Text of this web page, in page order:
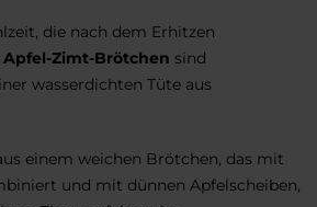
die nach dem Erhitzen
Apfel-Zimt-Brötchen sind
wasserdichten Tüte aus
einem weichen Brötchen, das mit
und mit dünnen Apfelscheiben,